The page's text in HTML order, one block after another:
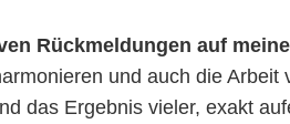
Rückmeldungen auf
und auch die Arbeit
das Ergebnis vieler, exakt